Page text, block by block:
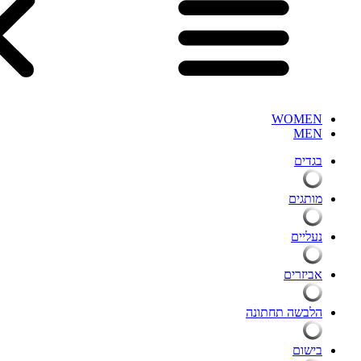
WOMEN
MEN
בגדים
מותגים
נעליים
אביזרים
הלבשה תחתונה
בישום